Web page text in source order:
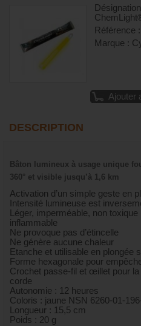
Référence
Marque :
Ajouter
DESCRIPTION
Bâton lumineux à usage unique
360° et visible jusqu’à 1,6 km
Activation d’un simple geste en
Intensité lumineuse est
Léger, imperméable, non
inflammable
Ne provoque pas d’étincelle
Ne génère aucune chaleur
Etanche et utilisable en plongée
Forme hexagonale pour
Crochet passe-fil et œillet pour
corde
Autonomie : 12 heures
Coloris : jaune NSN 6260-01-
Longueur : 15,5 cm
Poids : 20 g